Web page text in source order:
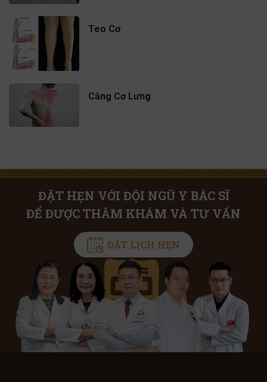
Teo Cơ
Căng Cơ Lưng
ĐẶT HẸN VỚI ĐỘI NGŨ Y BÁC SĨ
ĐỂ ĐƯỢC THĂM KHÁM VÀ TƯ VẤN
ĐẶT LỊCH HẸN